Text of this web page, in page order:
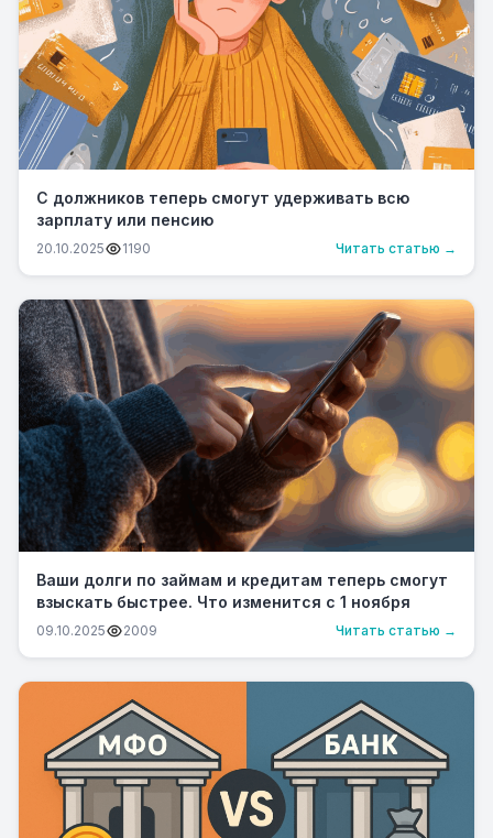
С должников теперь смогут удерживать всю
зарплату или пенсию
20.10.2025 1190 Читать статью →
Ваши долги по займам и кредитам теперь смогут
взыскать быстрее. Что изменится с 1 ноября
09.10.2025 2009 Читать статью →